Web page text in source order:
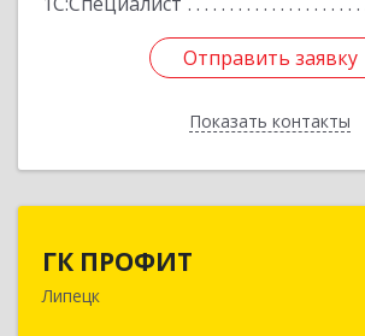
Отправить заявку
Показать контакты
Отправить заявку
Назад
ГК ПРОФИТ
Липецк
398001, Липецкая обл, Липецк г,